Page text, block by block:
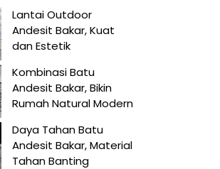
Lantai Outdoor
Andesit Bakar, Kuat
dan Estetik
Kombinasi Batu
Andesit Bakar, Bikin
Rumah Natural Modern
Daya Tahan Batu
Andesit Bakar, Material
Tahan Banting